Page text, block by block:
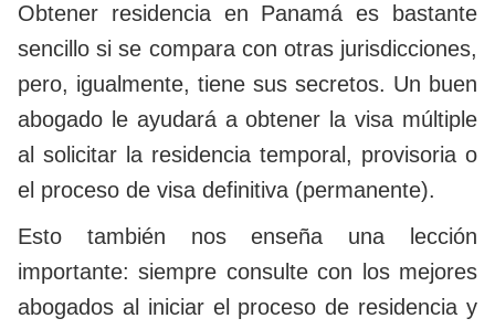
Obtener residencia en Panamá es bastante
sencillo si se compara con otras jurisdicciones,
pero, igualmente, tiene sus secretos. Un buen
abogado le ayudará a obtener la visa múltiple
al solicitar la residencia temporal, provisoria o
el proceso de visa definitiva (permanente).
Esto también nos enseña una lección
importante: siempre consulte con los mejores
abogados al iniciar el proceso de residencia y